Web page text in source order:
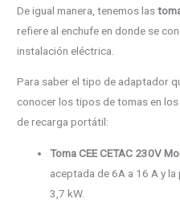
De igual manera, tenemos las
refiere al enchufe en donde se
instalación eléctrica.
Para saber el tipo de adaptador
conocer los tipos de tomas en
de recarga portátil:
Toma CEE CETAC 230V
aceptada de 6A a 16 A y
3,7 kW.